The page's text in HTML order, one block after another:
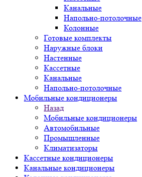
Канальные
Напольно-потолочные
Колонные
Готовые комплекты
Наружные блоки
Настенные
Кассетные
Канальные
Напольно-потолочные
Мобильные кондиционеры
Назад
Мобильные кондиционеры
Автомобильные
Промышленные
Климатизаторы
Кассетные кондиционеры
Канальные кондиционеры